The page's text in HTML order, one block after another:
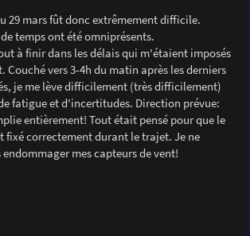
29 mars fût donc extrêmement difficile.
temps ont été omniprésents.
à finir dans les délais qui m'étaient imposés
Couché vers 3-4h du matin après les derniers
je me lève difficilement (très difficilement)
fatigue et d'incertitudes. Direction prévue:
entièrement! Tout était pensé pour que le
fixé correctement durant le trajet. Je ne
mes capteurs de vent!